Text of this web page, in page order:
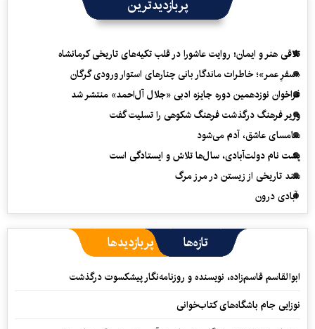
پربازدیدترین
تلاقی هنر و ایمان؛ روایت عاشورا در قلب تکیه‌های تاریخی کرمانشاه
«سفرِ عمر»؛ خاطرات ماندگار بانی چنارهای استوار ورودی گرگان
فراخوان نوزدهمین دوره جایزه ادبی «جلال آل‌احمد» منتشر شد
وزیر فرهنگ درگذشت فرهنگ شکوهی را تسلیت گفت
سامسای عاشق، آدم می‌شود
پشت نام دولت‌آبادی، سال‌ها تلاش و ایستادگی است
سند تاریخی از زیستن در مرز مرگ
آبادی درون
تازه‌ها پربازدیدها
ابوالقاسم قاسم‌زاده، نویسنده و روزنامه‌نگار پیشکسوت درگذشت
نوزایی جام باشگاه‌های کتاب‌خوانی